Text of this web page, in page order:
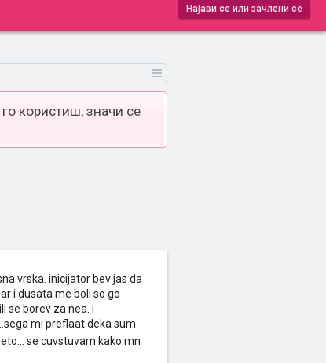
Најави се или зачлени се
користиш, значи се
vrska. inicijator bev jas da
i dusata me boli so go
se borev za nea. i
mi preflaat deka sum
se cuvstuvam kako mn